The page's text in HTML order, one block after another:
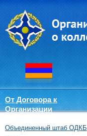
От Договора к
Организации
Объединенный штаб ОДКБ